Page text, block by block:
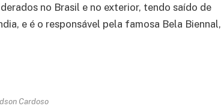
no Brasil e no exterior, tendo saído de
e é o responsável pela famosa Bela Biennal,
Cardoso